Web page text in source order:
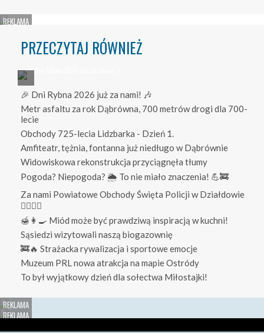
PRZECZYTAJ RÓWNIEŻ
🎉 Dni Rybna 2026 już za nami! 🎶
Metr asfaltu za rok Dąbrówna, 700 metrów drogi dla 700-
lecie
Obchody 725-lecia Lidzbarka - Dzień 1.
Amfiteatr, tężnia, fontanna już niedługo w Dąbrównie
Widowiskowa rekonstrukcja przyciągnęła tłumy
Pogoda? Niepogoda? 🌦️ To nie miało znaczenia! 💪🚒
Za nami Powiatowe Obchody Święta Policji w Działdowie
👮‍♀️👮‍♂️
🍯👩‍🍳 Miód może być prawdziwą inspiracją w kuchni!
Sąsiedzi wizytowali naszą biogazownię
🚒🔥 Strażacka rywalizacja i sportowe emocje
Muzeum PRL nowa atrakcja na mapie Ostródy
To był wyjątkowy dzień dla sołectwa Miłostajki!